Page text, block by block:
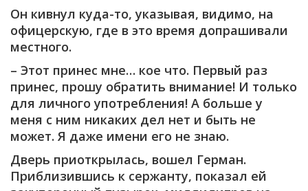
Он кивнул куда-то, указывая, видимо, на
офицерскую, где в это время допрашивали
местного.
– Этот принес мне… кое что. Первый раз
принес, прошу обратить внимание! И только
для личного употребления! А больше у
меня с ним никаких дел нет и быть не
может. Я даже имени его не знаю.
Дверь приоткрылась, вошел Герман.
Приблизившись к сержанту, показал ей